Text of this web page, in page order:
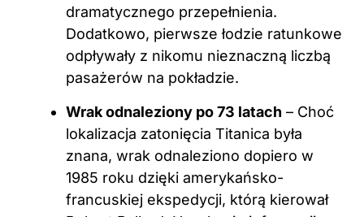
dramatycznego przepełnienia.
Dodatkowo, pierwsze łodzie ratunkowe
odpływały z nikomu nieznaczną liczbą
pasażerów na pokładzie.
Wrak odnaleziony po 73 latach – Choć
lokalizacja zatonięcia Titanica była
znana, wrak odnaleziono dopiero w
1985 roku dzięki amerykańsko-
francuskiej ekspedycji, którą kierował